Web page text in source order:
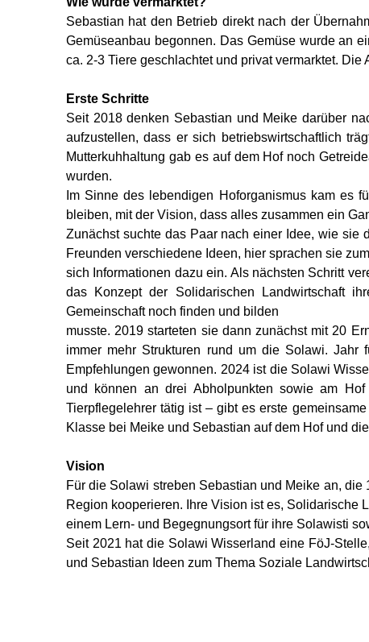
Sebastian hat den Betrieb direkt nach der
Gemüseanbau begonnen. Das Gemüse wurde an
ca. 2-3 Tiere geschlachtet und privat vermarktet. Die
Erste Schritte
Seit 2018 denken Sebastian und Meike darüber
aufzustellen, dass er sich betriebswirtschaftlich
Mutterkuhhaltung gab es auf dem Hof noch
wurden.
Im Sinne des lebendigen Hoforganismus kam es
bleiben, mit der Vision, dass alles zusammen ein
Zunächst suchte das Paar nach einer Idee, wie sie
Freunden verschiedene Ideen, hier sprachen sie
sich Informationen dazu ein. Als nächsten Schritt
das Konzept der Solidarischen Landwirtschaft
Gemeinschaft noch finden und bilden
musste. 2019 starteten sie dann zunächst mit 20
immer mehr Strukturen rund um die Solawi. Jahr
Empfehlungen gewonnen. 2024 ist die Solawi
und können an drei Abholpunkten sowie am
Tierpflegelehrer tätig ist – gibt es erste
Klasse bei Meike und Sebastian auf dem Hof und
Vision
Für die Solawi streben Sebastian und Meike an,
Region kooperieren. Ihre Vision ist es, Solidarische
einem Lern- und Begegnungsort für ihre Solawisti
Seit 2021 hat die Solawi Wisserland eine FöJ-
und Sebastian Ideen zum Thema Soziale